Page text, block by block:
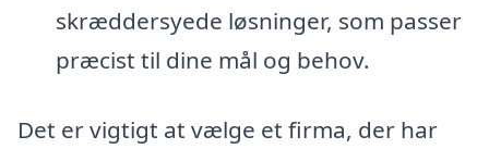
skræddersyede løsninger, som passer
præcist til dine mål og behov.
Det er vigtigt at vælge et firma, der har